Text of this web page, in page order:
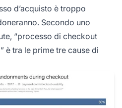
d’acquisto è troppo
Secondo uno
“processo di checkout
tra le prime tre cause di